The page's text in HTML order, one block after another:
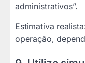
administrativos”.
Estimativa
operação,